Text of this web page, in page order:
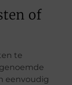
of
te
eenvoudig